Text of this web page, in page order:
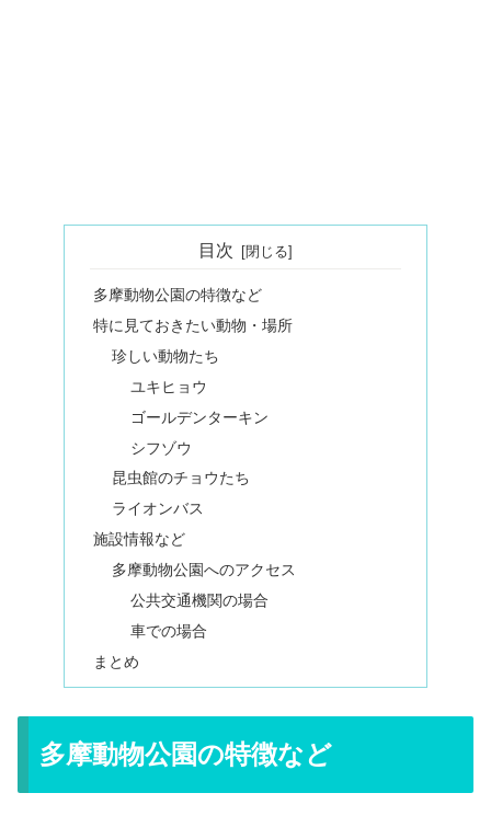
目次
多摩動物公園の特徴など
特に見ておきたい動物・場所
珍しい動物たち
ユキヒョウ
ゴールデンターキン
シフゾウ
昆虫館のチョウたち
ライオンバス
施設情報など
多摩動物公園へのアクセス
公共交通機関の場合
車での場合
まとめ
多摩動物公園の特徴など